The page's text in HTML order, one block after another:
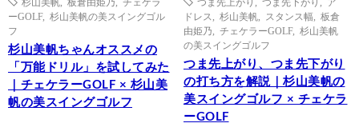
ーGOLF, 杉山美帆の美スイングゴル
フ
杉山美帆ちゃんオススメの
「万能ドリル」を試してみた
｜チェケラーGOLF × 杉山美
帆の美スイングゴルフ
ドレス
杉山美帆 スタンス幅
板倉
由姫乃
チェケラーGOLF, 杉山美帆
の美スイングゴルフ
つま先上がり、つま先下がり
の打ち方を解説｜杉山美帆の
美スイングゴルフ × チェケラ
ーGOLF